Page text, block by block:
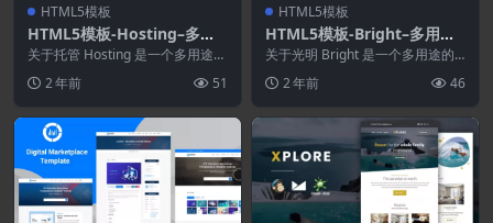
HTML5模板
HTML5模板-Hosting–多用
途响应式电子邮件模板
关于托管 Hosting 是一个多用途的
类型的主机...
2 年前 51
HTML5模板
HTML5模板-Bright–多用途
响应式电子邮件模板
关于光明 Bright 是一个多用途的
类型的公司、...
2 年前 46